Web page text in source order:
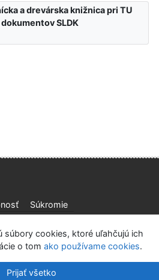
a drevárska knižnica pri TU
SLDK
Súkromie
knižnica pri Technickej
súbory cookies, ktoré uľahčujú ich
o tom ako používame cookies.
Prijať všetko